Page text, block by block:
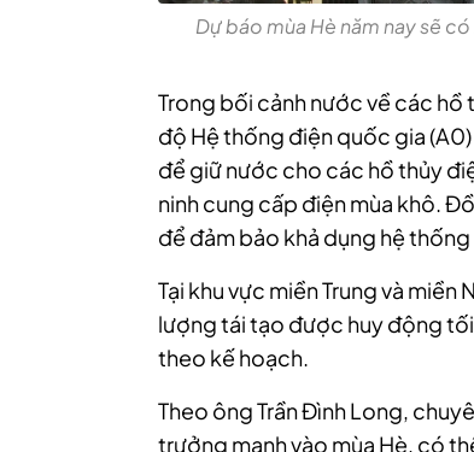
Dự báo mùa Hè năm nay sẽ
Trong bối cảnh nước về các hồ
độ Hệ thống điện quốc gia
để giữ nước cho các hồ thủy
ninh cung cấp điện mùa khô.
để đảm bảo khả dụng hệ
Tại khu vực miền Trung và
lượng tái tạo được huy động
theo kế hoạch.
Theo ông Trần Đình Long,
trưởng mạnh vào mùa Hè, có